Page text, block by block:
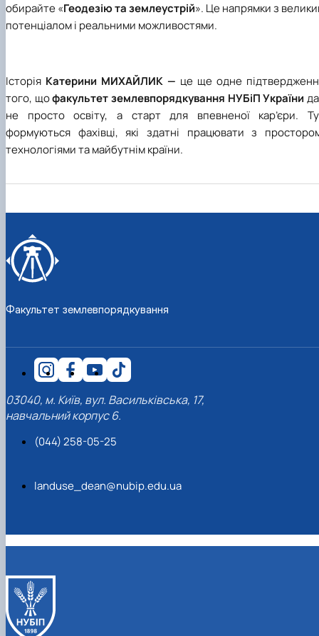
обирайте «Геодезію та землеустрій». Це напрямки з
потенціалом і реальними можливостями.
Історія Катерини МИХАЙЛИК — це ще одне
того, щофакультет землевпорядкування НУБіП України
не просто освіту, а старт для впевненої кар’єри.
формуються фахівці, які здатні працювати з
технологіями та майбутнім країни.
Факультет землевпорядкування
03040, м. Київ, вул. Васильківська, 17,
навчальний корпус 6.
(044) 258-05-25
landuse_dean@nubip.edu.ua